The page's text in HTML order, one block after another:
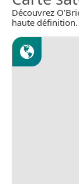
Découvrez
haute définition.